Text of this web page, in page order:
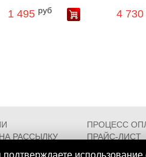
1 495 руб 4 730
ПРОЦЕСС
РАССЫЛКУ
ПРАЙС-ЛИСТ